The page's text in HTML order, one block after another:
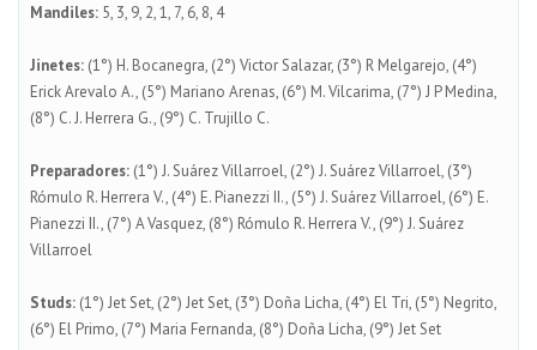
Mandiles: 5, 3, 9, 2, 1, 7, 6, 8, 4
Jinetes: (1°) H. Bocanegra, (2°) Victor Salazar, (3°) R Melgarejo, (4°)
Erick Arevalo A., (5°) Mariano Arenas, (6°) M. Vilcarima, (7°) J P Medina,
(8°) C. J. Herrera G., (9°) C. Trujillo C.
Preparadores: (1°) J. Suárez Villarroel, (2°) J. Suárez Villarroel, (3°)
Rómulo R. Herrera V., (4°) E. Pianezzi II., (5°) J. Suárez Villarroel, (6°) E.
Pianezzi II., (7°) A Vasquez, (8°) Rómulo R. Herrera V., (9°) J. Suárez
Villarroel
Studs: (1°) Jet Set, (2°) Jet Set, (3°) Doña Licha, (4°) El Tri, (5°) Negrito,
(6°) El Primo, (7°) Maria Fernanda, (8°) Doña Licha, (9°) Jet Set